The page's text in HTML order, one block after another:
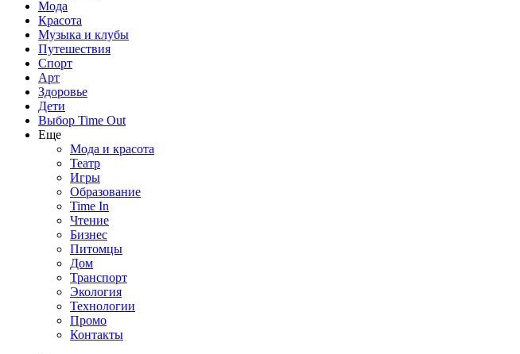
Мода
Красота
Музыка и клубы
Путешествия
Спорт
Арт
Здоровье
Дети
Выбор Time Out
Еще
Мода и красота
Театр
Игры
Образование
Time In
Чтение
Бизнес
Питомцы
Дом
Транспорт
Экология
Технологии
Промо
Контакты